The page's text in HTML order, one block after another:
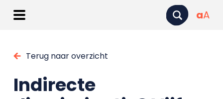
aA
Terug naar overzicht
Indirecte